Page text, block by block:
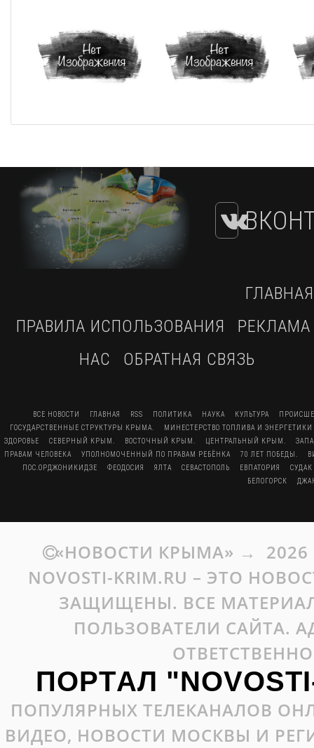
ГЛАВНАЯ
ПРАВИЛА ИСПОЛЬЗОВАНИЯ
РЕКЛАМА
НАС
ОБРАТНАЯ СВЯЗЬ
ВСЕ НОВОСТИ ГЛАВНАЯ RSS ПОЛИТИКА НАУКА КУЛЬТУРА
ГОСУДАРСТВЕННЫЕ СТРУКТУРЫ КРЫМА.
МИНЕСТЕРСТВО ТОПЛИВА И
ЗДОРОВЬЕ
СЕВЕРНЫЙ КРЫМ. ВОСТОЧНЫЙ КРЫМ. ЦЕНТРАЛЬНЫЙ КРЫМ.
ПРАВАМ ЧЕЛОВЕКА
УПОЛНОМОЧЕННЫЙ ПО ПРАВАМ РЕБЁНКА 70 ЛЕТ ПОБЕДЫ.
ПОС.ОРДЖОНИКИДЗЕ
ФЕОДОСИЯ ЯЛТА СЕВАСТОПОЛЬ ЕВПАТОРИЯ
СУДАК
БЕЛОГОРСК
«НОВОСТИ КРЫМА» → 2026
NOVOSTI-KRIM.RU – ЭТО
ЗАЩИЩЕНЫ. ВСЕ
ПОЛЬЗОВАТЕЛИ САЙТА.
ПОРТАЛ
ПОПУЛЯРНЫХ ТЕЛЕКАНАЛОВ
ВИДЕО, НОВОСТИ МОСКВЫ И